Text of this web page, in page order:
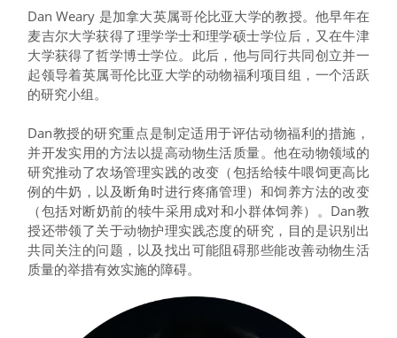
Dan Weary 是加拿大英属哥伦比亚大学的教授。他早年在
麦吉尔大学获得了理学学士和理学硕士学位后，又在牛津
大学获得了哲学博士学位。此后，他与同行共同创立并一
起领导着英属哥伦比亚大学的动物福利项目组，一个活跃
的研究小组。
Dan教授的研究重点是制定适用于评估动物福利的措施，
并开发实用的方法以提高动物生活质量。他在动物领域的
研究推动了农场管理实践的改变（包括给犊牛喂饲更高比
例的牛奶，以及断角时进行疼痛管理）和饲养方法的改变
（包括对断奶前的犊牛采用成对和小群体饲养）。Dan教
授还带领了关于动物护理实践态度的研究，目的是识别出
共同关注的问题，以及找出可能阻碍那些能改善动物生活
质量的举措有效实施的障碍。